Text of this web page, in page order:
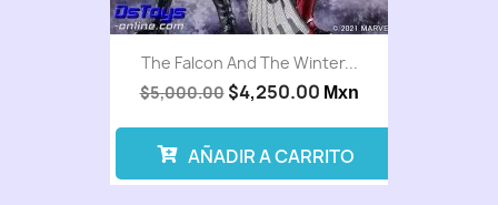
The Falcon And The Winter...
$5,000.00 $4,250.00 Mxn
AÑADIR A CARRITO